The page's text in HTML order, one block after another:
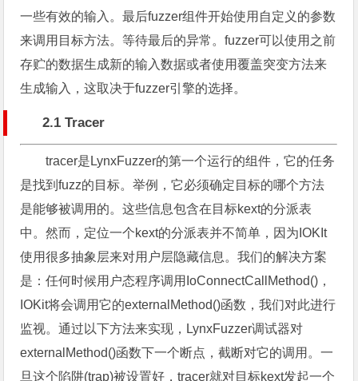
一些有效的输入。最后fuzzer组件开始使用自定义的参数
来调用目标方法。等待最后的异常。fuzzer可以使用之前
存贮的数据生成新的输入数据或者使用覆盖突变方法来
生成输入，这取决于fuzzer引擎的选择。
2.1 Tracer
tracer是LynxFuzzer的第一个运行的组件，它的任务
是找到fuzz的目标。举例，它必须确定目标的哪个方法
是能够被调用的。这些信息包含在目标kext的分派表
中。然而，定位一个kext的分派表并不简单，因为IOKIt
使用很多抽象层来对用户层隐藏信息。我们的解决方案
是：任何时候用户态程序调用IoConnectCallMethod()，
IOKit将会调用它的externalMethod()函数，我们对此进行
监视。通过以下方法来实现，LynxFuzzer调试器对
externalMethod()函数下一个断点，截断对它的调用。一
旦这个陷阱(trap)被设置好，tracer就对目标kext发起一个